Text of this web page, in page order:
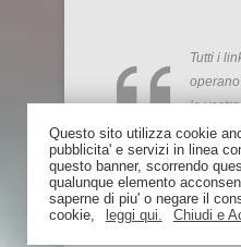
Tutti i
le
treno:
Questo sito utilizza cookie
pubblicita' e servizi in linea
questo banner, scorrendo
qualunque elemento
saperne di piu' o negare il
cookie,
leggi qui. Chiudi e